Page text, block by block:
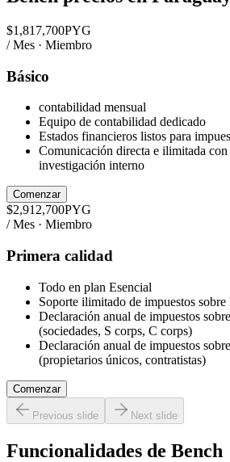
$1,817,700PYG
/ Mes · Miembro
Básico
contabilidad mensual
Equipo de contabilidad dedicado
Estados financieros listos para
Comunicación directa e ilimitada
investigación interno
Comenzar
$2,912,700PYG
/ Mes · Miembro
Primera calidad
Todo en plan Esencial
Soporte ilimitado de impuestos sobre
Declaración anual de impuestos
(sociedades, S corps, C corps)
Declaración anual de impuestos
(propietarios únicos, contratistas)
Comenzar
Previous slide Next slide
Funcionalidades de Bench